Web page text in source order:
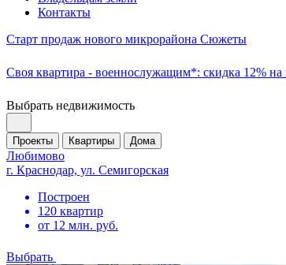
Контакты
Старт продаж нового микрорайона Сюжеты
Своя квартира - военнослужащим*: скидка 12% на
Выбрать недвижимость
Проекты Квартиры Дома
Любимово
г. Краснодар, ул. Семигорская
Построен
120 квартир
от 12 млн. руб.
Выбрать